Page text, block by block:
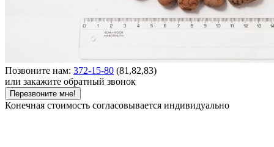
Позвоните нам: 372-15-80 (81,82,83)
или закажите обратный звонок
Перезвоните мне!
Конечная стоимость согласовывается индивидуально